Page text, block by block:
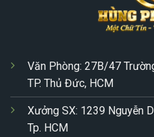
Văn Phòng: 27B/47
TP. Thủ Đức, HCM
Xưởng SX: 1239 Nguyễn
Tp. HCM